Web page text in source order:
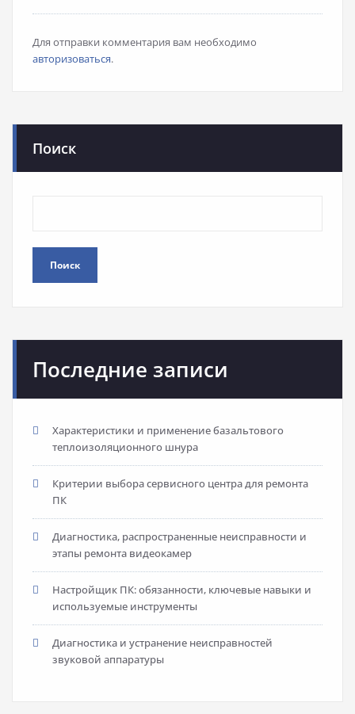
Для отправки комментария вам необходимо
авторизоваться.
Поиск
Поиск
Последние записи
Характеристики и применение базальтового
теплоизоляционного шнура
Критерии выбора сервисного центра для ремонта
ПК
Диагностика, распространенные неисправности и
этапы ремонта видеокамер
Настройщик ПК: обязанности, ключевые навыки и
используемые инструменты
Диагностика и устранение неисправностей
звуковой аппаратуры